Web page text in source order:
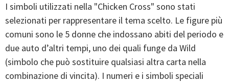
I simboli utilizzati nella "Chicken Cross" sono stati
selezionati per rappresentare il tema scelto. Le figure più
comuni sono le 5 donne che indossano abiti del periodo e
due auto d’altri tempi, uno dei quali funge da Wild
(simbolo che può sostituire qualsiasi altra carta nella
combinazione di vincita). I numeri e i simboli speciali